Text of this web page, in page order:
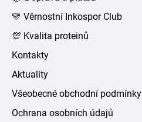
💛 Věrnostní Inkospor Club
💯 Kvalita proteinů
Kontakty
Aktuality
Všeobecné obchodní podmínky
Ochrana osobních údajů